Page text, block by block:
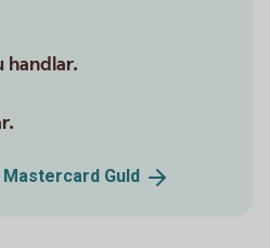
handlar.
Guld